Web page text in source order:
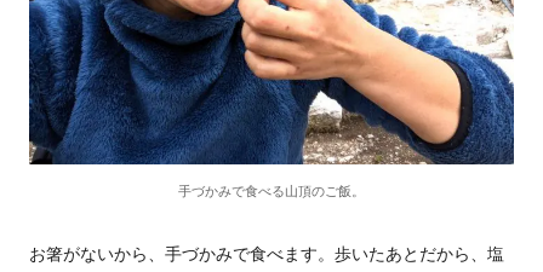
手づかみで食べる山頂のご飯。
お箸がないから、手づかみで食べます。歩いたあとだから、塩